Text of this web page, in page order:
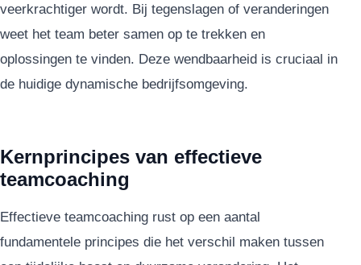
veerkrachtiger wordt. Bij tegenslagen of veranderingen
weet het team beter samen op te trekken en
oplossingen te vinden. Deze wendbaarheid is cruciaal in
de huidige dynamische bedrijfsomgeving.
Kernprincipes van effectieve
teamcoaching
Effectieve teamcoaching rust op een aantal
fundamentele principes die het verschil maken tussen